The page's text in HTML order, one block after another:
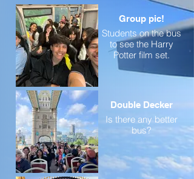
Group pic!
Students on the bus
to see the Harry
Potter film set.
Double Decker
Is there any better
bus?